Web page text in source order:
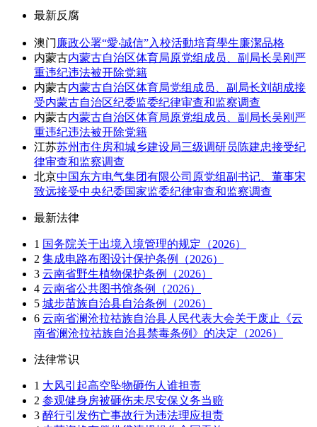
最新反腐
澳门 廉政公署“愛‧誠信”入校活動培育學生廉潔品格
内蒙古内蒙古自治区体育局原党组成员、副局长吴刚严
重违纪违法被开除党籍
内蒙古内蒙古自治区体育局党组成员、副局长刘胡成接
受内蒙古自治区纪委监委纪律审查和监察调查
内蒙古内蒙古自治区体育局原党组成员、副局长吴刚严
重违纪违法被开除党籍
江苏苏州市住房和城乡建设局三级调研员陈建忠接受纪
律审查和监察调查
北京中国东方电气集团有限公司原党组副书记、董事宋
致远接受中央纪委国家监委纪律审查和监察调查
最新法律
1 国务院关于出境入境管理的规定（2026）
2 集成电路布图设计保护条例（2026）
3 云南省野生植物保护条例（2026）
4 云南省公共图书馆条例（2026）
5 城步苗族自治县自治条例（2026）
6 云南省澜沧拉祜族自治县人民代表大会关于废止《云
南省澜沧拉祜族自治县禁毒条例》的决定（2026）
法律常识
1 大风引起高空坠物砸伤人谁担责
2 参观健身房被砸伤未尽安保义务当赔
3 醉行引发伤亡事故行为违法理应担责